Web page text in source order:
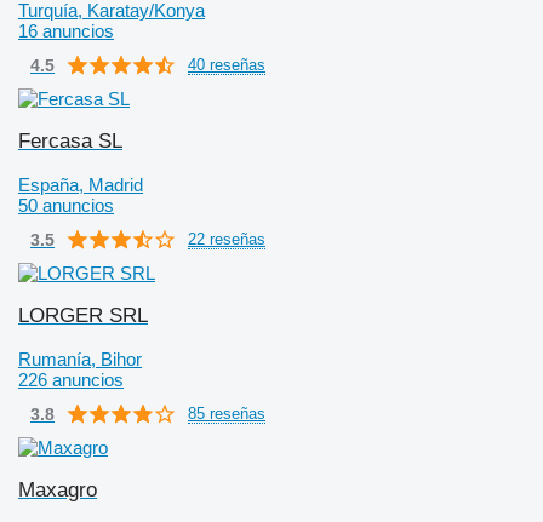
Turquía, Karatay/Konya
16 anuncios
4.5 40 reseñas
Fercasa SL
España, Madrid
50 anuncios
3.5 22 reseñas
LORGER SRL
Rumanía, Bihor
226 anuncios
3.8 85 reseñas
Maxagro